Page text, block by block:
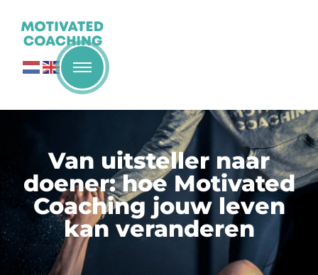
Van uitsteller naar
doener: hoe Motivated
Coaching jouw leven
kan veranderen